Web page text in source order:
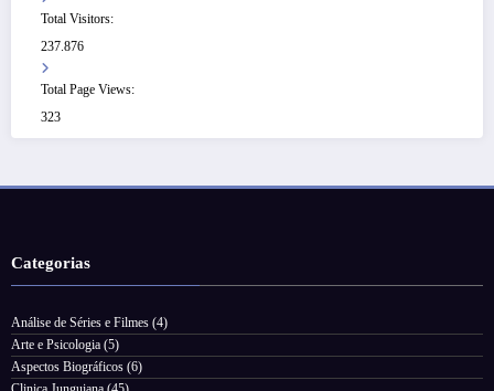
Total Visitors:
237.876
Total Page Views:
323
Categorias
Análise de Séries e Filmes (4)
Arte e Psicologia (5)
Aspectos Biográficos (6)